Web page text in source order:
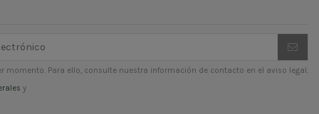
momento. Para ello, consulte nuestra información de contacto en el aviso legal.
y